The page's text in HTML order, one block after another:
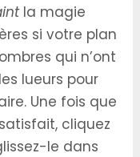
la magie
si votre plan
qui n’ont
lueurs pour
Une fois que
cliquez
le dans